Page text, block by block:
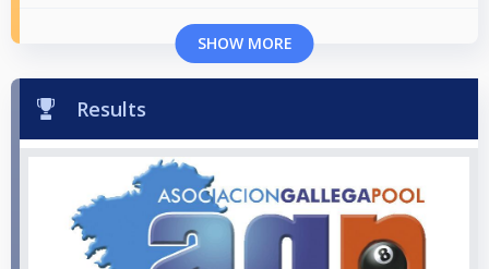
SHOW MORE
Results